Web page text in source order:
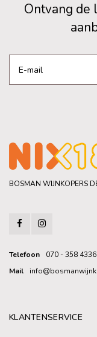
Ontvang de
BOSMAN WIJNKOPERS
Telefoon
070 - 358 4336
Mail
KLANTENSERVICE